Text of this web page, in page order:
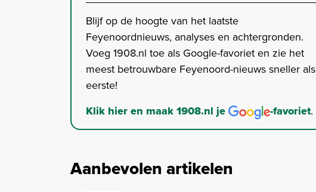
Blijf op de hoogte van het laatste
Feyenoordnieuws, analyses en achtergronden.
Voeg 1908.nl toe als Google-favoriet en zie het
meest betrouwbare Feyenoord-nieuws sneller als
eerste!
Klik hier en maak 1908.nl je -favoriet.
Aanbevolen artikelen